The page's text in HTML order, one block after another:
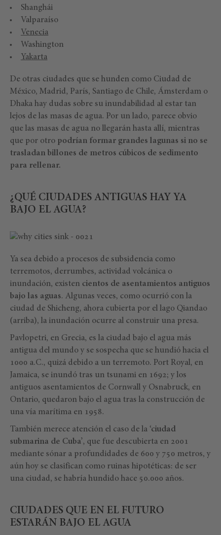
Shanghái
Valparaíso
Venecia
Washington
Yakarta
De otras ciudades que se hunden como Ciudad de
México, Madrid, París, Santiago de Chile, Ámsterdam o
Dhaka hay dudas sobre su inundabilidad al estar tan
lejos de las masas de agua. Por un lado, parece obvio
que las masas de agua no llegarán hasta allí, mientras
que por otro podrían formar grandes lagunas si no se
trasladan billones de metros cúbicos de sedimento
para rellenar.
¿QUÉ CIUDADES ANTIGUAS HAY YA
BAJO EL AGUA?
Ya sea debido a procesos de subsidencia como
terremotos, derrumbes, actividad volcánica o
inundación, existen cientos de asentamientos antiguos
bajo las aguas. Algunas veces, como ocurrió con la
ciudad de Shicheng, ahora cubierta por el lago Qiandao
(arriba), la inundación ocurre al construir una presa.
Pavlopetri, en Grecia, es la ciudad bajo el agua más
antigua del mundo y se sospecha que se hundió hacia el
1000 a.C., quizá debido a un terremoto. Port Royal, en
Jamaica, se inundó tras un tsunami en 1692; y los
antiguos asentamientos de Cornwall y Osnabruck, en
Ontario, quedaron bajo el agua tras la construcción de
una vía marítima en 1958.
También merece atención el caso de la ‘ciudad
submarina de Cuba’, que fue descubierta en 2001
mediante sónar a profundidades de 600 y 750 metros, y
aún hoy se clasifican como ruinas hipotéticas: de ser
una ciudad, se habría hundido hace 50.000 años.
CIUDADES QUE EN EL FUTURO
ESTARÁN BAJO EL AGUA